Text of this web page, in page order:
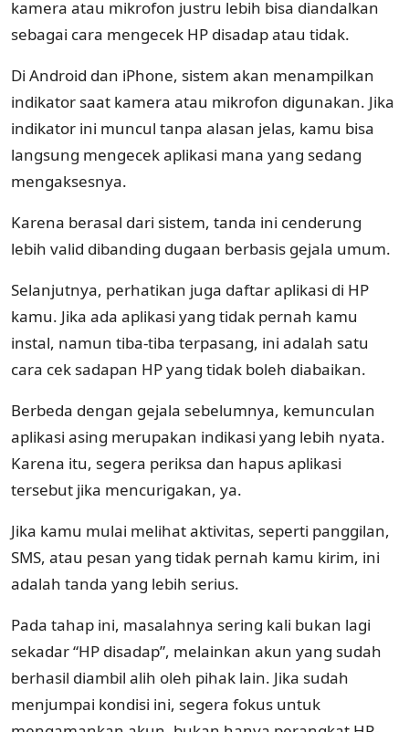
kamera atau mikrofon justru lebih bisa diandalkan
sebagai cara mengecek HP disadap atau tidak.
Di Android dan iPhone, sistem akan menampilkan
indikator saat kamera atau mikrofon digunakan. Jika
indikator ini muncul tanpa alasan jelas, kamu bisa
langsung mengecek aplikasi mana yang sedang
mengaksesnya.
Karena berasal dari sistem, tanda ini cenderung
lebih valid dibanding dugaan berbasis gejala umum.
Selanjutnya, perhatikan juga daftar aplikasi di HP
kamu. Jika ada aplikasi yang tidak pernah kamu
instal, namun tiba-tiba terpasang, ini adalah satu
cara cek sadapan HP yang tidak boleh diabaikan.
Berbeda dengan gejala sebelumnya, kemunculan
aplikasi asing merupakan indikasi yang lebih nyata.
Karena itu, segera periksa dan hapus aplikasi
tersebut jika mencurigakan, ya.
Jika kamu mulai melihat aktivitas, seperti panggilan,
SMS, atau pesan yang tidak pernah kamu kirim, ini
adalah tanda yang lebih serius.
Pada tahap ini, masalahnya sering kali bukan lagi
sekadar “HP disadap”, melainkan akun yang sudah
berhasil diambil alih oleh pihak lain. Jika sudah
menjumpai kondisi ini, segera fokus untuk